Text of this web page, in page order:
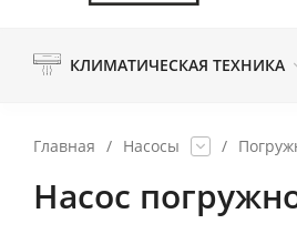
КЛИМАТИЧЕСКАЯ ТЕХНИКА
Главная / Насосы /
Насос